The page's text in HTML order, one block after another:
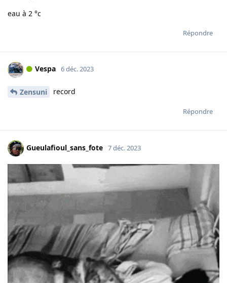
eau à 2 °c
Répondre
Vespa 6 déc. 2023
Zensuni record
Répondre
Gueulafioul_sans_fote 7 déc. 2023